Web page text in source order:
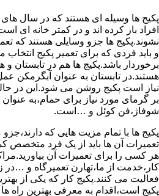
پکیج ها وسیله ای هستند که در سال
افراد باز کرده اند و در کمتر خانه ای
نشوند.پکیج ها جزو وسایلی هستند که
و باید فردی که برای تعمیر پکیج انتخاب
برخوردار باشد.پکیج ها هم در تابستان
هستند.در تابستان به عنوان آبگرمکن
نیاز است پکیج روشن می شود.این در
بر گرمای مورد نیاز برای حمام،به عنوان
شوفاژ،فن کوئل و …است.
پکیج ها با تمام مزیت هایی که
تعمیرات آن ها باید از یک فرد متخصص
هر کسی را برای تعمیرات آن
کار،خدمت از ما،تهارن تعمیرگاه و
فعالیت می کنند.پکیج کار که یکی از
پکیج است،اقدام به معرفی بهترین راه